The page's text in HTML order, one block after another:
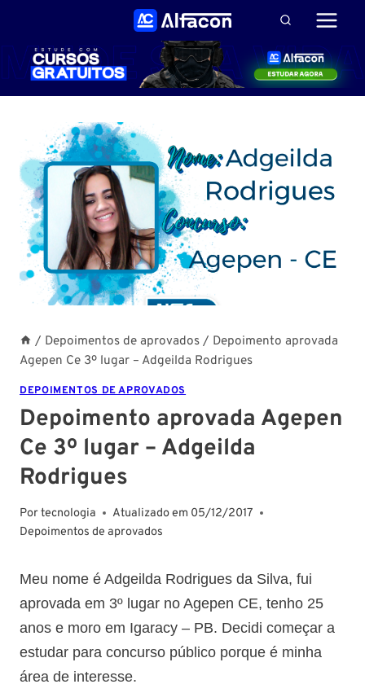
Conteúdo
/ Depoimentos de aprovados / Depoimento aprovada
Agepen Ce 3º lugar – Adgeilda Rodrigues
DEPOIMENTOS DE APROVADOS
Depoimento aprovada Agepen
Ce 3º lugar – Adgeilda
Rodrigues
Portecnologia Atualizado em 05/12/2017
Depoimentos de aprovados
Meu nome é Adgeilda Rodrigues da Silva, fui
aprovada em 3º lugar no Agepen CE, tenho 25
anos e moro em Igaracy – PB. Decidi começar a
estudar para concurso público porque é minha
área de interesse.